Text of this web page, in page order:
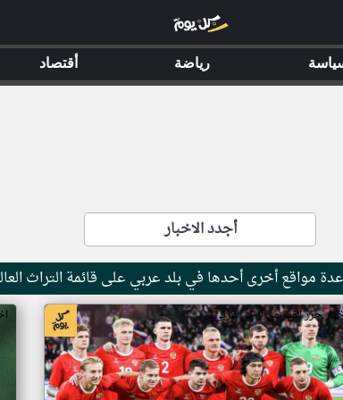
أجدد الاخبار
مواقع أخرى أحدها في بلد عربي على قائمة التراث
جزر القمر من ار تي عربي
رياضة أقتصاد